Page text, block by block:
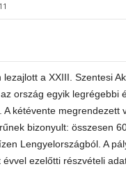
lezajlott a XXIII. Szentesi
ország egyik legrégebbi
A kétévente megrendezett
bizonyult: összesen
Lengyelországból. A
ezelőtti részvételi